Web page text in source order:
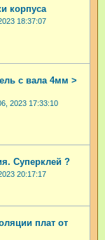
корпуса
18:37:07
с вала 4мм >
2023 17:33:10
Суперклей ?
20:17:17
плат от